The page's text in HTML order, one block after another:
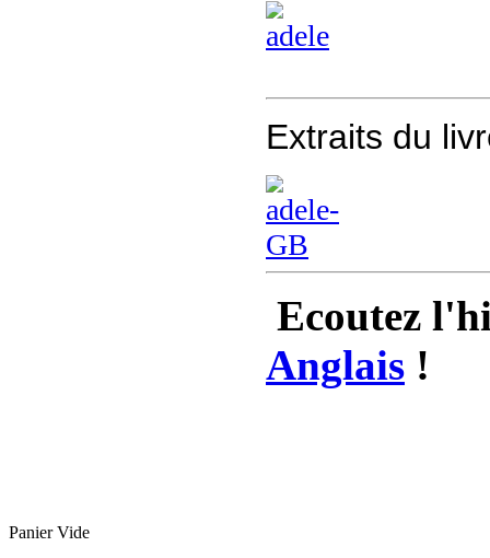
Extraits du
Ecoutez
Anglais !
Panier Vide